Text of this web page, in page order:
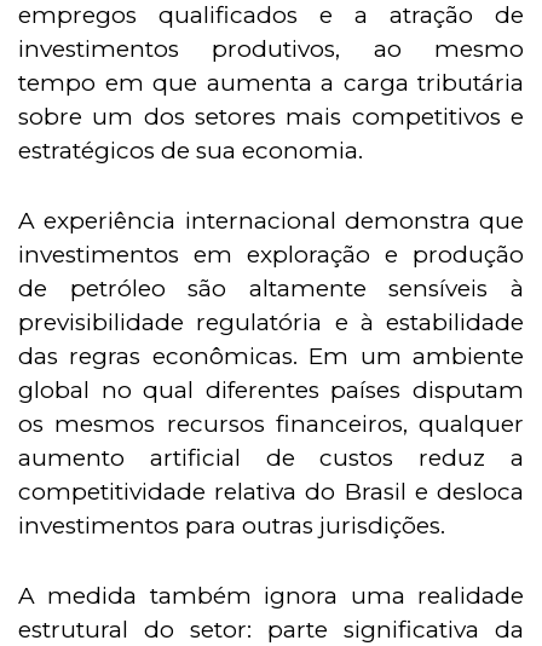
empregos qualificados e a atração de
investimentos produtivos, ao mesmo
tempo em que aumenta a carga tributária
sobre um dos setores mais competitivos e
estratégicos de sua economia.
A experiência internacional demonstra que
investimentos em exploração e produção
de petróleo são altamente sensíveis à
previsibilidade regulatória e à estabilidade
das regras econômicas. Em um ambiente
global no qual diferentes países disputam
os mesmos recursos financeiros, qualquer
aumento artificial de custos reduz a
competitividade relativa do Brasil e desloca
investimentos para outras jurisdições.
A medida também ignora uma realidade
estrutural do setor: parte significativa da